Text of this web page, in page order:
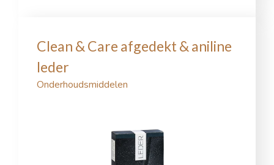
Clean & Care afgedekt & aniline
leder
Onderhoudsmiddelen